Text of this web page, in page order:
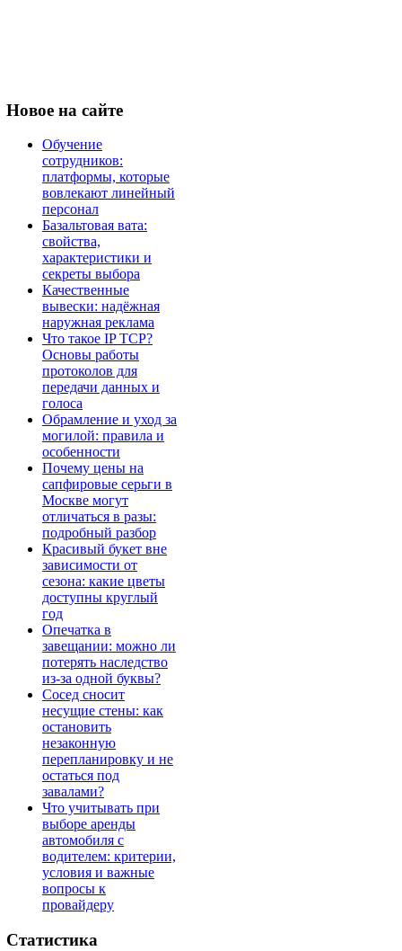
Новое на сайте
Обучение
сотрудников:
платформы, которые
вовлекают линейный
персонал
Базальтовая вата:
свойства,
характеристики и
секреты выбора
Качественные
вывески: надёжная
наружная реклама
Что такое IP TCP?
Основы работы
протоколов для
передачи данных и
голоса
Обрамление и уход за
могилой: правила и
особенности
Почему цены на
сапфировые серьги в
Москве могут
отличаться в разы:
подробный разбор
Красивый букет вне
зависимости от
сезона: какие цветы
доступны круглый
год
Опечатка в
завещании: можно ли
потерять наследство
из-за одной буквы?
Сосед сносит
несущие стены: как
остановить
незаконную
перепланировку и не
остаться под
завалами?
Что учитывать при
выборе аренды
автомобиля с
водителем: критерии,
условия и важные
вопросы к
провайдеру
Статистика